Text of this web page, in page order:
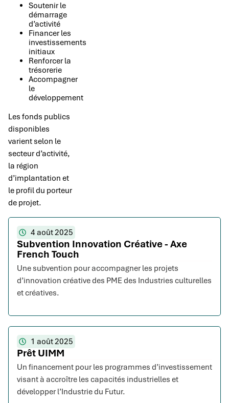
Soutenir le
démarrage
d’activité
Financer les
investissements
initiaux
Renforcer la
trésorerie
Accompagner
le
développement
Les fonds publics
disponibles
varient selon le
secteur d’activité,
la région
d’implantation et
le profil du porteur
de projet.
4 août 2025
Subvention Innovation Créative - Axe
French Touch
Une subvention pour accompagner les projets
d’innovation créative des PME des Industries culturelles
et créatives.
1 août 2025
Prêt UIMM
Un financement pour les programmes d’investissement
visant à accroître les capacités industrielles et
développer l’Industrie du Futur.